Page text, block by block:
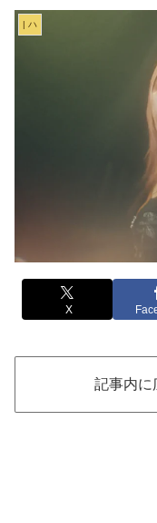
| ハ
X
記事内に